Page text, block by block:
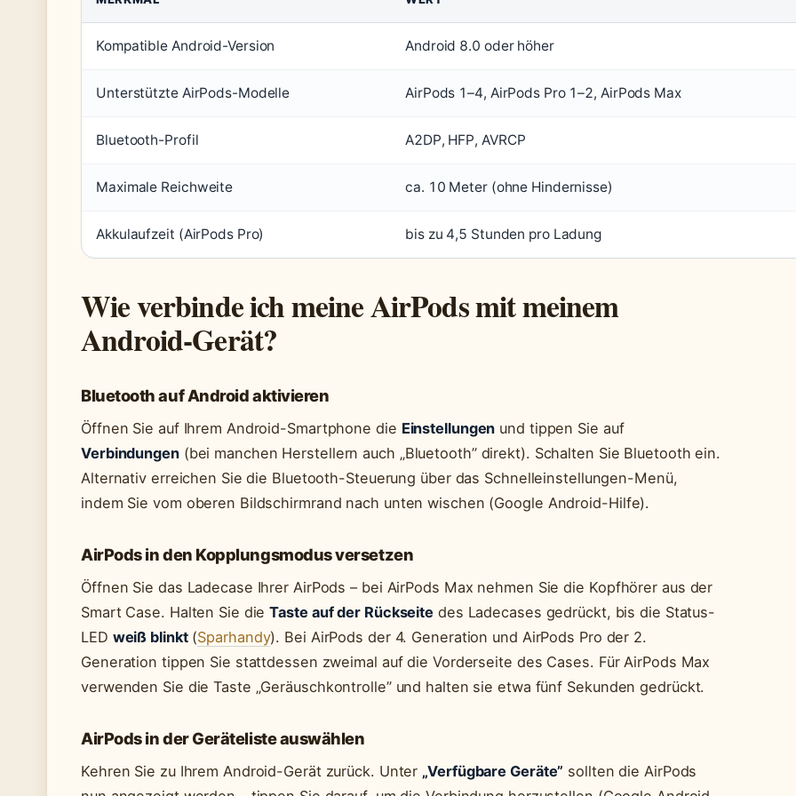
Kompatible Android-Version Android 8.0 oder höher
Unterstützte AirPods-Modelle AirPods 1–4, AirPods Pro 1–2, AirPods Max
Bluetooth-Profil A2DP, HFP, AVRCP
Maximale Reichweite ca. 10 Meter (ohne Hindernisse)
Akkulaufzeit (AirPods Pro) bis zu 4,5 Stunden pro Ladung
Wie verbinde ich meine AirPods mit meinem
Android-Gerät?
Bluetooth auf Android aktivieren
Öffnen Sie auf Ihrem Android-Smartphone die Einstellungen und tippen Sie auf
Verbindungen(bei manchen Herstellern auch „Bluetooth” direkt). Schalten Sie Bluetooth ein.
Alternativ erreichen Sie die Bluetooth-Steuerung über das Schnelleinstellungen-Menü,
indem Sie vom oberen Bildschirmrand nach unten wischen (Google Android-Hilfe).
AirPods in den Kopplungsmodus versetzen
Öffnen Sie das Ladecase Ihrer AirPods – bei AirPods Max nehmen Sie die Kopfhörer aus der
Smart Case. Halten Sie dieTaste auf der Rückseite des Ladecases gedrückt, bis die Status-
LED weiß blinkt(Sparhandy). Bei AirPods der 4. Generation und AirPods Pro der 2.
Generation tippen Sie stattdessen zweimal auf die Vorderseite des Cases. Für AirPods Max
verwenden Sie die Taste „Geräuschkontrolle” und halten sie etwa fünf Sekunden gedrückt.
AirPods in der Geräteliste auswählen
Kehren Sie zu Ihrem Android-Gerät zurück. Unter „Verfügbare Geräte” sollten die AirPods